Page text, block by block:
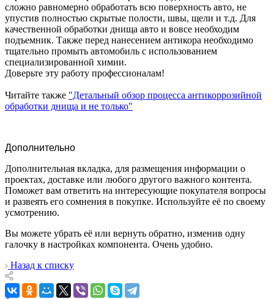
сложно равномерно обработать всю поверхность авто, не
упустив полностью скрытые полости, швы, щели и т.д. Для
качественной обработки днища авто и вовсе необходим
подъемник. Также перед нанесением антикора необходимо
тщательно промыть автомобиль с использованием
специализированной химии.
Доверьте эту работу профессионалам!
Читайте также "Детальный обзор процесса антикоррозийной
обработки днища и не только"
Дополнительно
Дополнительная вкладка, для размещения информации о
проектах, доставке или любого другого важного контента.
Поможет вам ответить на интересующие покупателя вопросы
и развеять его сомнения в покупке. Используйте её по своему
усмотрению.
Вы можете убрать её или вернуть обратно, изменив одну
галочку в настройках компонента. Очень удобно.
Назад к списку